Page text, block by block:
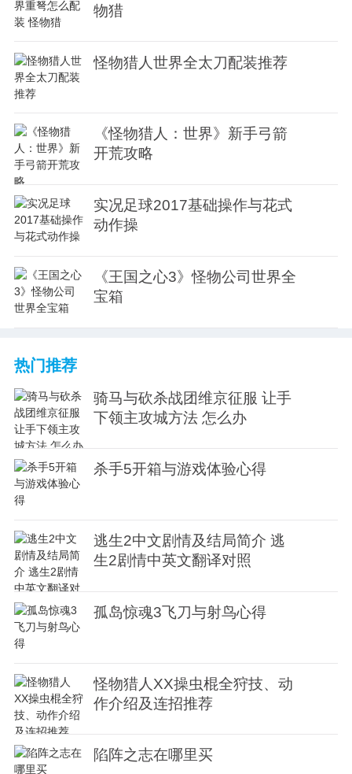
物猎
怪物猎人世界全太刀配装推荐
《怪物猎人：世界》新手弓箭
开荒攻略
实况足球2017基础操作与花式
动作操
《王国之心3》怪物公司世界全
宝箱
热门推荐
骑马与砍杀战团维京征服 让手
下领主攻城方法 怎么办
杀手5开箱与游戏体验心得
逃生2中文剧情及结局简介 逃
生2剧情中英文翻译对照
孤岛惊魂3飞刀与射鸟心得
怪物猎人XX操虫棍全狩技、动
作介绍及连招推荐
陷阵之志在哪里买